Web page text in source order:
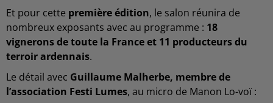
Et pour cette première édition, le salon réunira de
nombreux exposants avec au programme : 18
vignerons de toute la France et 11 producteurs du
terroir ardennais.
Le détail avec Guillaume Malherbe, membre de
l’association Festi Lumes, au micro de Manon Lo-voï :